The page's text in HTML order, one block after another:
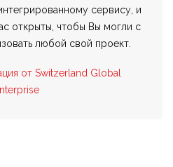
сервису, и
открыты, чтобы Вы могли с
любой свой проект.
от Switzerland Global